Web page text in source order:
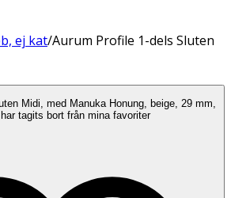
ej kat/Aurum Profile 1-dels Sluten
Midi, med Manuka Honung, beige, 29 mm,
tagits bort från mina favoriter